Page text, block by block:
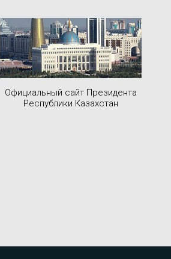
Официальный сайт Президента
Республики Казахстан